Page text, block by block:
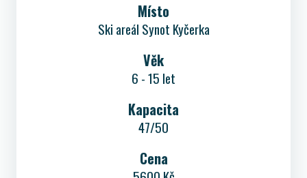
Místo
Ski areál Synot Kyčerka
Věk
6 - 15 let
Kapacita
47/50
Cena